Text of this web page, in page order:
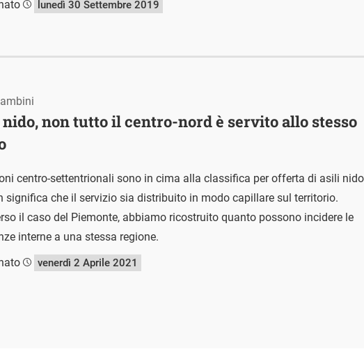
lunedì 30 Settembre 2019
non tutto il centro-nord è servito allo stesso
centro-settentrionali sono in cima alla classifica per offerta di asili
significa che il servizio sia distribuito in modo capillare sul territorio.
il caso del Piemonte, abbiamo ricostruito quanto possono incidere le
interne a una stessa regione.
venerdì 2 Aprile 2021